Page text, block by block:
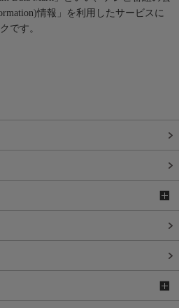
情報」を利用したサービスに
です。